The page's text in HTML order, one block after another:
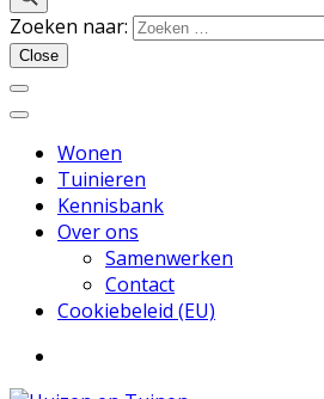
Huizen en Tuinen
Inspiratie voor wonen en tuinieren
Zoeken naar:
Close
Wonen
Tuinieren
Kennisbank
Over ons
Samenwerken
Contact
Cookiebeleid (EU)